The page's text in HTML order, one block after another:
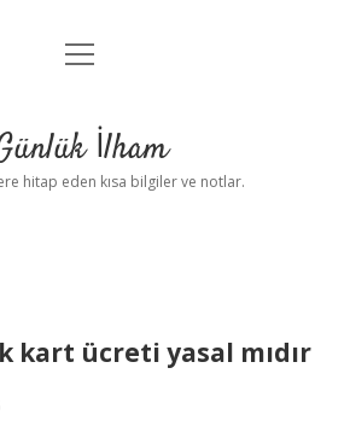
Anasayfa
Yasal Uyarı
menüyü
İlham
hitap eden kısa bilgiler ve notlar.
kart ücreti yasal mıdır